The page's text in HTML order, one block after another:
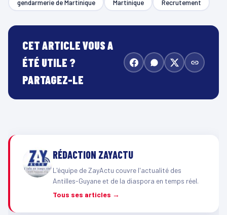
gendarmerie de Martinique Martinique Recrutement
CET ARTICLE VOUS A
ÉTÉ UTILE ?
PARTAGEZ-LE
RÉDACTION ZAYACTU
L'équipe de ZayActu couvre l'actualité des
Antilles-Guyane et de la diaspora en temps réel.
Tous ses articles →